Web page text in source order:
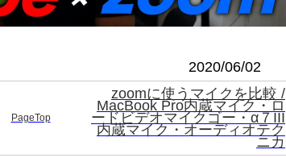
2020/06/02
PageTop
zoomに使うマイクを比較 /
MacBook Pro内蔵マイク・ロ
ードビデオマイクゴー・α７III
内蔵マイク・オーディオテク
ニカ